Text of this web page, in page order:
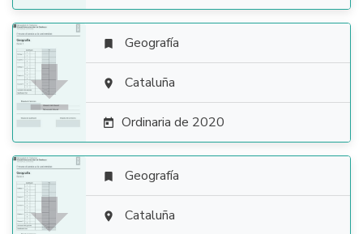

 Geografía
 Cataluña
 Ordinaria de 2020

 Geografía
 Cataluña